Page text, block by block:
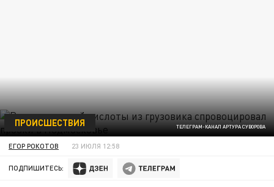
ТЕЛЕГРАМ-КАНАЛ АРТУРА СУВОРОВА
ПРОИСШЕСТВИЯ
ЕГОР РОКОТОВ 23 ИЮЛЯ 12:58
ПОДПИШИТЕСЬ: